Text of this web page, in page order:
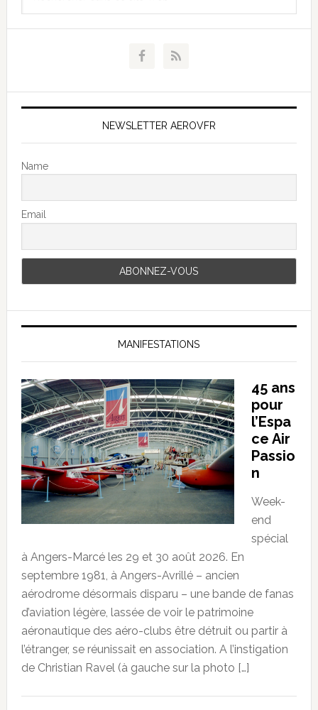
NEWSLETTER AEROVFR
Name
Email
MANIFESTATIONS
45 ans
pour
l’Espa
ce Air
Passio
n
Week-
end
spécial
à Angers-Marcé les 29 et 30 août 2026. En
septembre 1981, à Angers-Avrillé – ancien
aérodrome désormais disparu – une bande de fanas
d’aviation légère, lassée de voir le patrimoine
aéronautique des aéro-clubs être détruit ou partir à
l’étranger, se réunissait en association. A l’instigation
de Christian Ravel (à gauche sur la photo […]